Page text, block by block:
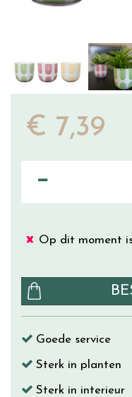
€ 7,39
Op dit moment
Goede service
Sterk in planten
Sterk in interieur